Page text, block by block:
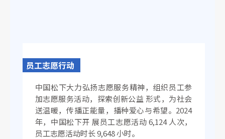
员工志愿行动
中国松下大力弘扬志愿服务精神，组织员工参
加志愿服务活动，探索创新公益 形式，为社会
送温暖，传播正能量，播种爱心与希望。2024
年，中国松下开 展员工志愿活动 6,124 人次，
员工志愿活动时长 9,648 小时。